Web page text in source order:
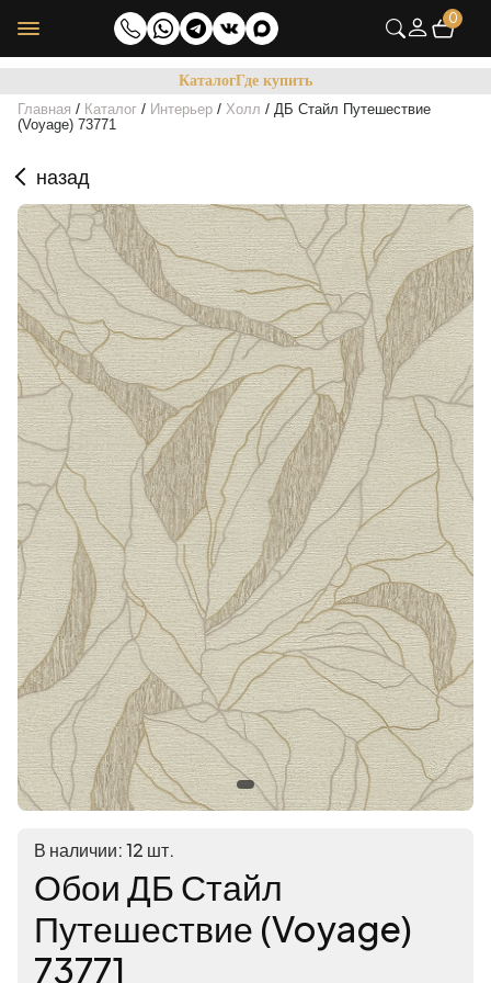
0
КаталогГде купить
Главная / Каталог / Интерьер / Холл / ДБ Стайл Путешествие
(Voyage) 73771
назад
В наличии: 12 шт.
Обои ДБ Стайл
Путешествие (Voyage)
73771